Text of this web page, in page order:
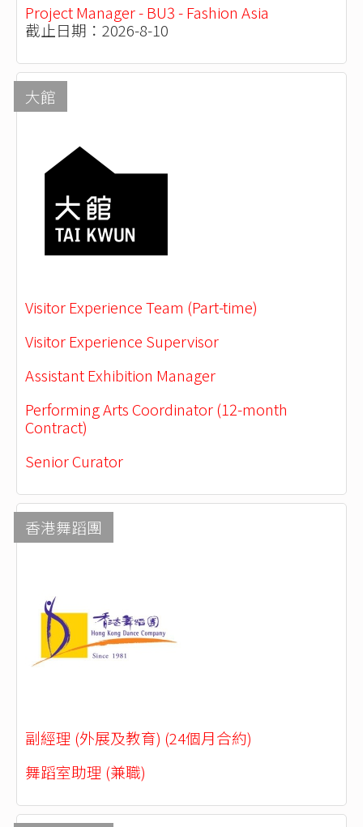
Project Manager - BU3 - Fashion Asia
截止日期：2026-8-10
大館
Visitor Experience Team (Part-time)
Visitor Experience Supervisor
Assistant Exhibition Manager
Performing Arts Coordinator (12-month
Contract)
Senior Curator
香港舞蹈團
副經理 (外展及教育) (24個月合約)
舞蹈室助理 (兼職)